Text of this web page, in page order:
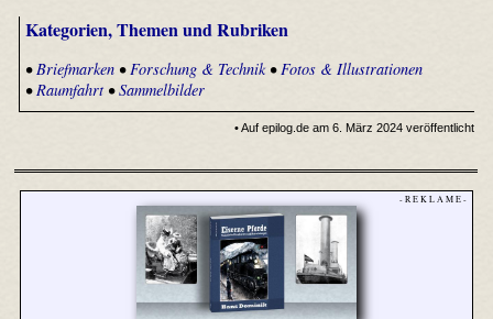
Kategorien, Themen und Rubriken
• Briefmarken• Forschung & Technik• Fotos & Illustrationen
• Raumfahrt•Sammelbilder
• Auf epilog.de am 6. März 2024 veröffentlicht
- R E K L A M E -